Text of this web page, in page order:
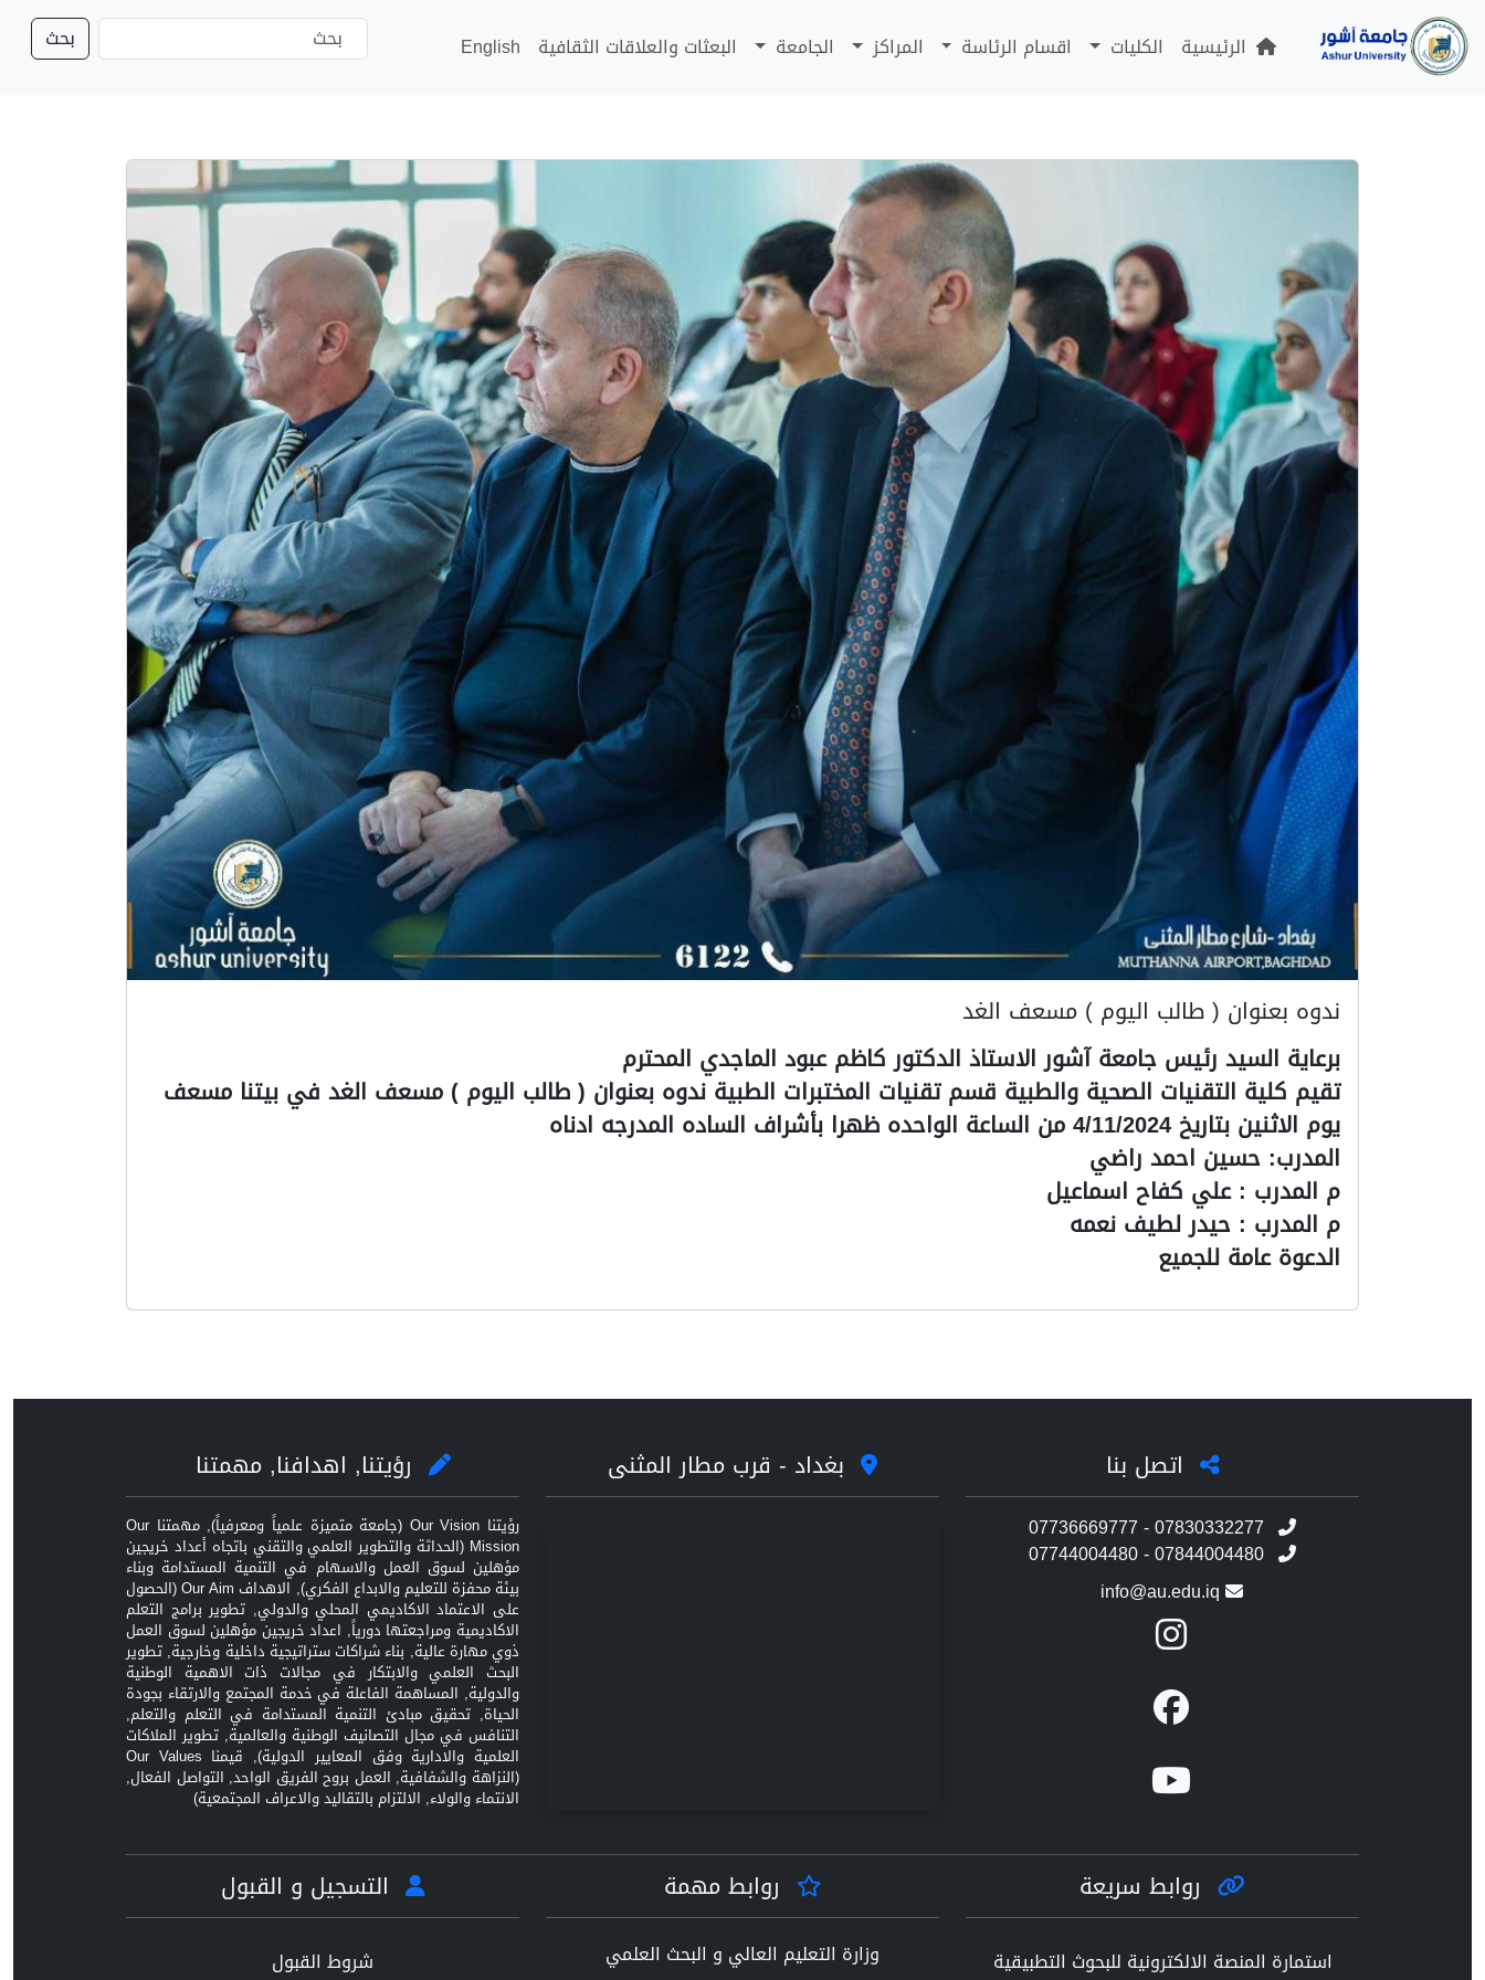
الرئيسية الكليات اقسام الرئاسة المراكز الجامعة البعثات والعلاقات الثقافية English بحث
ندوه بعنوان ( طالب اليوم ) مسعف الغد
برعاية السيد رئيس جامعة آشور الاستاذ الدكتور كاظم عبود الماجدي المحترم
تقيم كلية التقنيات الصحية والطبية قسم تقنيات المختبرات الطبية ندوه بعنوان ( طالب اليوم ) مسعف الغد في بيتنا مسعف
يوم الاثنين بتاريخ 4/11/2024 من الساعة الواحده ظهرا بأشراف الساده المدرجه ادناه
المدرب: حسين احمد راضي
م المدرب : علي كفاح اسماعيل
م المدرب : حيدر لطيف نعمه
الدعوة عامة للجميع
اتصل بنا
07736669777 - 07830332277
07744004480 - 07844004480
info@au.edu.iq
بغداد - قرب مطار المثنى رؤيتنا, اهدافنا, مهمتنا
رؤيتنا Our Vision (جامعة متميزة علمياً ومعرفياً), مهمتنا Our
Mission (الحداثة والتطوير العلمي والتقني باتجاه أعداد خريجين
مؤهلين لسوق العمل والاسهام في التنمية المستدامة وبناء
بيئة محفزة للتعليم والابداع الفكري), الاهداف Our Aim (الحصول
على الاعتماد الاكاديمي المحلي والدولي, تطوير برامج التعلم
الاكاديمية ومراجعتها دورياً, اعداد خريجين مؤهلين لسوق العمل
ذوي مهارة عالية, بناء شراكات ستراتيجية داخلية وخارجية, تطوير
البحث العلمي والابتكار في مجالات ذات الاهمية الوطنية
والدولية, المساهمة الفاعلة في خدمة المجتمع والارتقاء بجودة
الحياة, تحقيق مبادئ التنمية المستدامة في التعلم والتعلم,
التنافس في مجال التصانيف الوطنية والعالمية, تطوير الملاكات
العلمية والادارية وفق المعايير الدولية), قيمنا Our Values
(النزاهة والشفافية, العمل بروح الفريق الواحد, التواصل الفعال,
الانتماء والولاء, الالتزام بالتقاليد والاعراف المجتمعية)
روابط سريعة
استمارة المنصة الالكترونية للبحوث التطبيقية
روابط مهمة
وزارة التعليم العالي و البحث العلمي
التسجيل و القبول
شروط القبول